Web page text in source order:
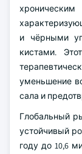
и чёрными
кистами.
уменьшение
сала и
Глобальный
устойчивый
году до 10,6